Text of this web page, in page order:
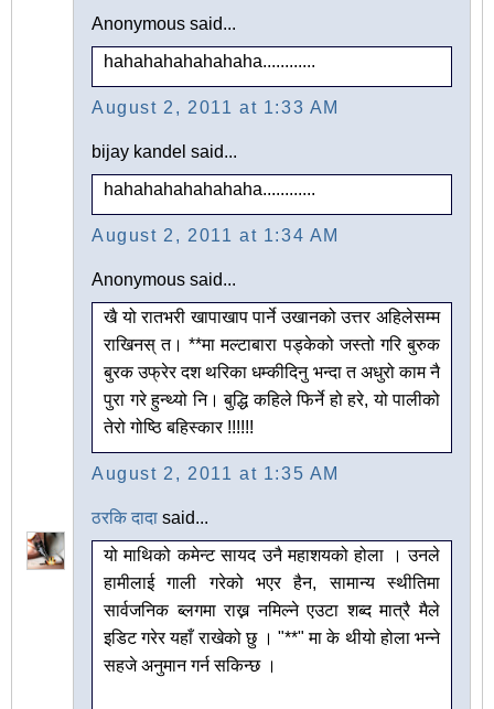
Anonymous said...
hahahahahahahaha............
August 2, 2011 at 1:33 AM
bijay kandel said...
hahahahahahahaha............
August 2, 2011 at 1:34 AM
Anonymous said...
खै यो रातभरी खापाखाप पार्ने उखानको उत्तर अहिलेसम्म
राखिनस् त। **मा मल्टाबारा पड्केको जस्तो गरि बुरुक
बुरक उफ्रेर दश थरिका धम्कीदिनु भन्दा त अधुरो काम नै
पुरा गरे हुन्थ्यो नि। बुद्धि कहिले फिर्ने हो हरे, यो पालीको
तेरो गोष्ठि बहिस्कार !!!!!!
August 2, 2011 at 1:35 AM
ठरकि दादा said...
यो माथिको कमेन्ट सायद उनै महाशयको होला । उनले
हामीलाई गाली गरेको भएर हैन, सामान्य स्थीतिमा
सार्वजनिक ब्लगमा राख्न नमिल्ने एउटा शब्द मात्रै मैले
इडिट गरेर यहाँ राखेको छु । "**" मा के थीयो होला भन्ने
सहजे अनुमान गर्न सकिन्छ ।